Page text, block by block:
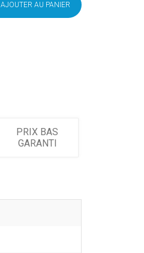
AJOUTER AU PANIER
PRIX BAS
GARANTI